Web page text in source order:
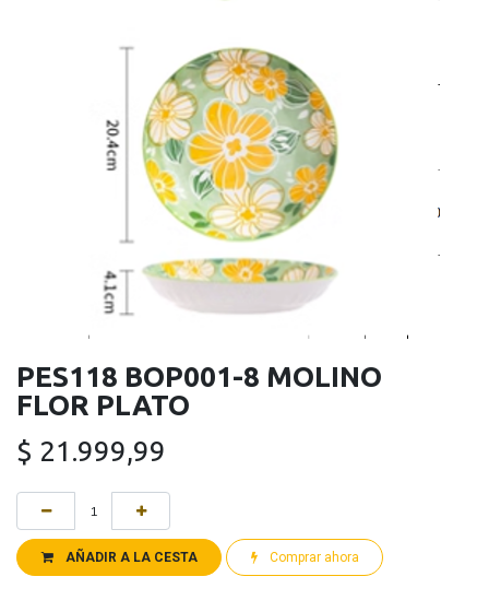
PES118 BOP001-8 MOLINO
FLOR PLATO
$ 21.999,99
AÑADIR A LA CESTA Comprar ahora